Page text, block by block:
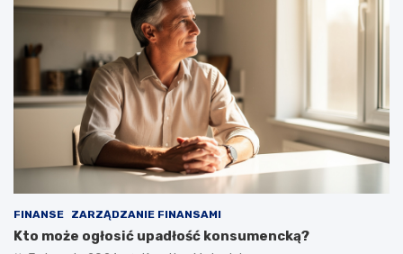
FINANSE ZARZĄDZANIE FINANSAMI
Kto może ogłosić upadłość konsumencką?